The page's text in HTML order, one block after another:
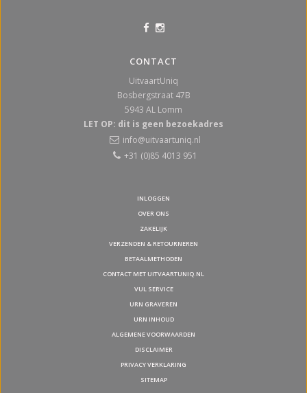
CONTACT
UitvaartUniq
Bosbergstraat 47B
5943 AL Lomm
LET OP: dit is geen bezoekadres
info@uitvaartuniq.nl
+31 (0)85 4013 951
INLOGGEN
OVER ONS
ZAKELIJK
VERZENDEN & RETOURNEREN
BETAALMETHODEN
CONTACT MET UITVAARTUNIQ.NL
VUL SERVICE
URN GRAVEREN
URN INHOUD
ALGEMENE VOORWAARDEN
DISCLAIMER
PRIVACY VERKLARING
SITEMAP